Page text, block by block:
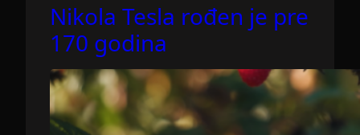
Nikola Tesla rođen je pre
170 godina